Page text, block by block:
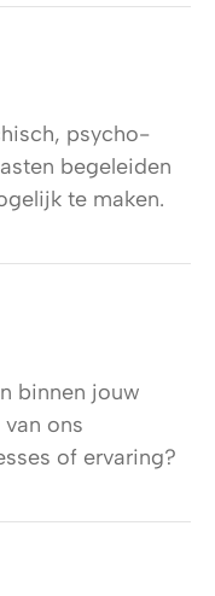
psycho-
begeleiden
te maken.
binnen jouw
ons
of ervaring?